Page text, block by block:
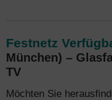
Festnetz
München) –
TV
Möchten Sie